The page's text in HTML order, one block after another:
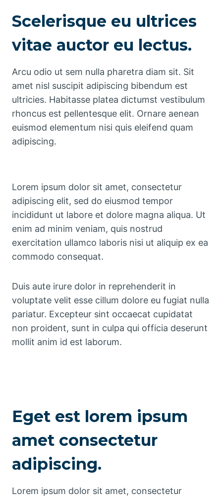
Scelerisque eu ultrices
vitae auctor eu lectus.
Arcu odio ut sem nulla pharetra diam sit. Sit
amet nisl suscipit adipiscing bibendum est
ultricies. Habitasse platea dictumst vestibulum
rhoncus est pellentesque elit. Ornare aenean
euismod elementum nisi quis eleifend quam
adipiscing.
Lorem ipsum dolor sit amet, consectetur
adipiscing elit, sed do eiusmod tempor
incididunt ut labore et dolore magna aliqua. Ut
enim ad minim veniam, quis nostrud
exercitation ullamco laboris nisi ut aliquip ex ea
commodo consequat.
Duis aute irure dolor in reprehenderit in
voluptate velit esse cillum dolore eu fugiat nulla
pariatur. Excepteur sint occaecat cupidatat
non proident, sunt in culpa qui officia deserunt
mollit anim id est laborum.
Eget est lorem ipsum
amet consectetur
adipiscing.
Lorem ipsum dolor sit amet, consectetur